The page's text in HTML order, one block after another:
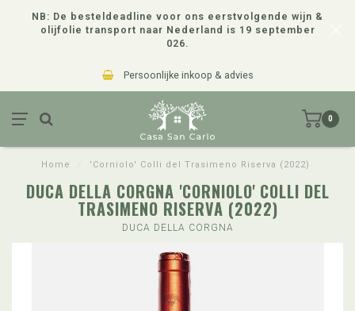
NB: De besteldeadline voor ons eerstvolgende wijn &
olijfolie transport naar Nederland is 19 september
026.
Persoonlijke inkoop & advies
0
Home 'Corniolo' Colli del Trasimeno Riserva (2022)
DUCA DELLA CORGNA 'CORNIOLO' COLLI DEL
TRASIMENO RISERVA (2022)
DUCA DELLA CORGNA